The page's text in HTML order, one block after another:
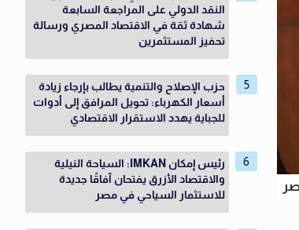
النقد الدولي على المراجعة السابعة
شهادة ثقة في الاقتصاد المصري ورسالة
تحفيز المستثمرين
حزب الإصلاح والتنمية يطالب بإرجاء زيادة
أسعار الكهرباء: تحويل المرافق إلى أدوات
للجباية يهدد الاستقرار الاقتصادي
رئيس إمكان IMKAN: السياحة النيلية
والاقتصاد الأزرق يفتحان آفاقًا جديدة
للاستثمار السياحي في مصر